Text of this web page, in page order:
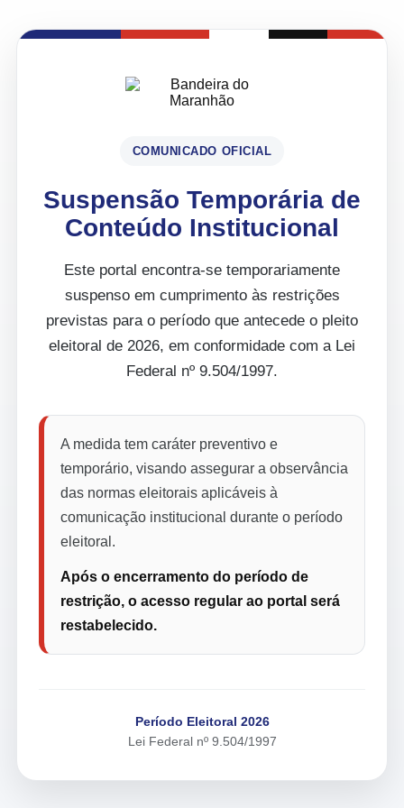
COMUNICADO OFICIAL
Suspensão Temporária de
Conteúdo Institucional
Este portal encontra-se temporariamente
suspenso em cumprimento às restrições
previstas para o período que antecede o pleito
eleitoral de 2026, em conformidade com a Lei
Federal nº 9.504/1997.
A medida tem caráter preventivo e
temporário, visando assegurar a observância
das normas eleitorais aplicáveis à
comunicação institucional durante o período
eleitoral.
Após o encerramento do período de
restrição, o acesso regular ao portal será
restabelecido.
Período Eleitoral 2026
Lei Federal nº 9.504/1997